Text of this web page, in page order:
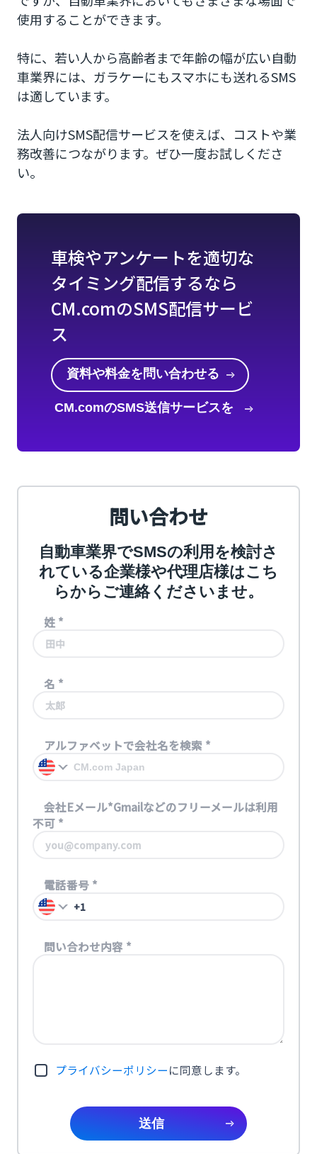
使用することができます。
特に、若い人から高齢者まで年齢の幅が広い自動
車業界には、ガラケーにもスマホにも送れるSMS
は適しています。
法人向けSMS配信サービスを使えば、コストや業
務改善につながります。ぜひ一度お試しくださ
い。
車検やアンケートを適切な
タイミング配信するなら
CM.comのSMS配信サービ
ス
資料や料金を問い合わせる
CM.comのSMS送信サービスを
問い合わせ
自動車業界でSMSの利用を検討さ
れている企業様や代理店様はこち
らからご連絡くださいませ。
姓 *
名 *
アルファベットで会社名を検索 *
会社Eメール*Gmailなどのフリーメールは利用
不可 *
電話番号 *
問い合わせ内容 *
プライバシーポリシーに同意します。
送信